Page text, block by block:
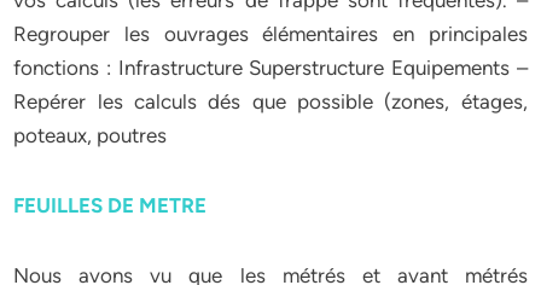
Regrouper les ouvrages élémentaires en principales
fonctions : Infrastructure Superstructure Equipements –
Repérer les calculs dés que possible (zones, étages,
poteaux, poutres
FEUILLES DE METRE
Nous avons vu que les métrés et avant métrés